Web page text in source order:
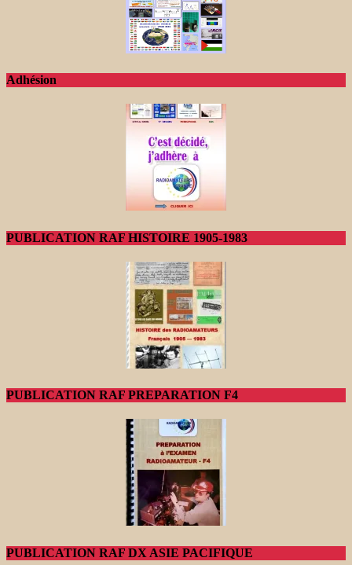
Adhésion
PUBLICATION RAF HISTOIRE 1905-1983
PUBLICATION RAF PREPARATION F4
PUBLICATION RAF DX ASIE PACIFIQUE